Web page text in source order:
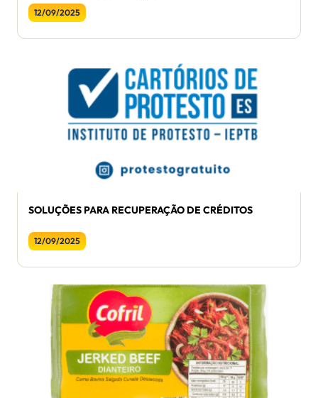
12/09/2025
SOLUÇÕES PARA RECUPERAÇÃO DE CRÉDITOS
12/09/2025